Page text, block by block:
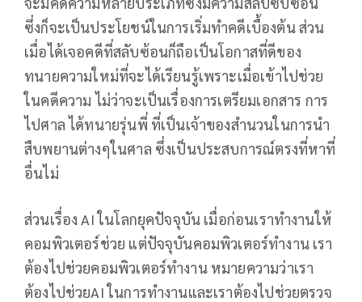
ซึ่งก็จะเป็นประโยชน์ในการเริ่มทำคดีเบื้องต้น ส่วน
เมื่อได้เจอคดีที่สลับซ้อนก็ถือเป็นโอกาสที่ดีของ
ทนายความใหม่ที่จะได้เรียนรู้เพราะเมื่อเข้าไปช่วย
ในคดีความ ไม่ว่าจะเป็นเรื่องการเตรียมเอกสาร การ
ไปศาล ได้ทนายรุ่นพี่ ที่เป็นเจ้าของสำนวนในการนำ
สืบพยานต่างๆในศาล ซึ่งเป็นประสบการณ์ตรงที่หาที่
อื่นไม่
ส่วนเรื่อง AI ในโลกยุคปัจจุบัน เมื่อก่อนเราทำงานให้
คอมพิวเตอร์ช่วย แต่ปัจจุบันคอมพิวเตอร์ทำงาน เรา
ต้องไปช่วยคอมพิวเตอร์ทำงาน หมายความว่าเรา
ต้องไปช่วยAI ในการทำงานและเราต้องไปช่วยตรวจ